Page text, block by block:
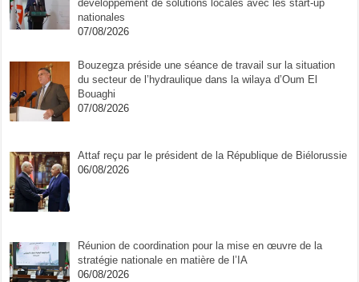
développement de solutions locales avec les start-up
nationales
07/08/2026
Bouzegza préside une séance de travail sur la situation
du secteur de l’hydraulique dans la wilaya d’Oum El
Bouaghi
07/08/2026
Attaf reçu par le président de la République de Biélorussie
06/08/2026
Réunion de coordination pour la mise en œuvre de la
stratégie nationale en matière de l’IA
06/08/2026